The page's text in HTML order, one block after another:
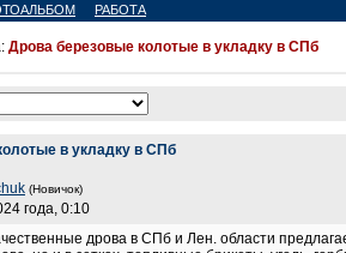
РАБОТА
Дрова березовые колотые в укладку в СПб
в укладку в СПб
(Новичок)
года, 0:10
дрова в СПб и Лен. области